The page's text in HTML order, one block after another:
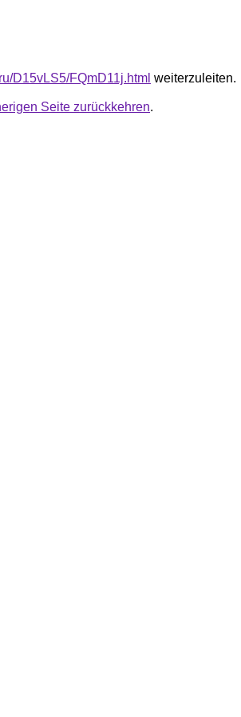
D15vLS5/FQmD11j.html weiterzuleiten.
Seite zurückkehren.